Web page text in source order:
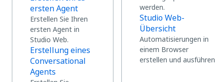
ersten Agent
Erstellen Sie Ihren
ersten Agent in
Studio Web.
Erstellung eines
Conversational
Agents
werden.
Studio Web-
Übersicht
Automatisierungen in
einem Browser
erstellen und ausführen